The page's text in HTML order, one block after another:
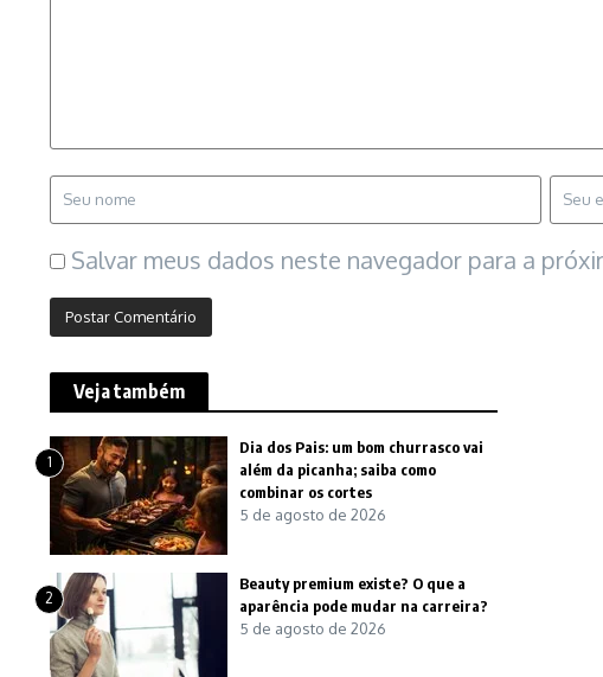
Salvar meus dados neste navegador para a
Veja também
1
Dia dos Pais: um bom churrasco vai
além da picanha; saiba como
combinar os cortes
5 de agosto de 2026
2
Beauty premium existe? O que a
aparência pode mudar na carreira?
5 de agosto de 2026